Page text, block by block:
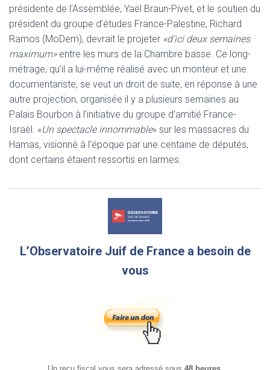
présidente de l’Assemblée, Yaël Braun-Pivet, et le soutien du
président du groupe d’études France-Palestine, Richard
Ramos (MoDem), devrait le projeter «d’ici deux semaines
maximum»entre les murs de la Chambre basse. Ce long-
métrage, qu’il a lui-même réalisé avec un monteur et une
documentariste, se veut un droit de suite, en réponse à une
autre projection, organisée il y a plusieurs semaines au
Palais Bourbon à l’initiative du groupe d’amitié France-
Israël. «Un spectacle innommable» sur les massacres du
Hamas, visionné à l’époque par une centaine de députés,
dont certains étaient ressortis en larmes.
L’Observatoire Juif de France a besoin de
vous